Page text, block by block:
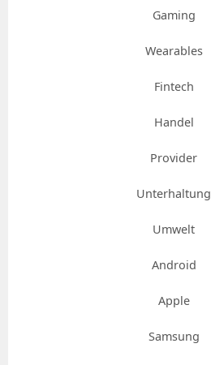
Gaming
Wearables
Fintech
Handel
Provider
Unterhaltung
Umwelt
Android
Apple
Samsung